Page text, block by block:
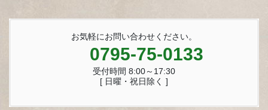
お気軽にお問い合わせください。
0795-75-0133
受付時間 8:00～17:30
[ 日曜・祝日除く ]